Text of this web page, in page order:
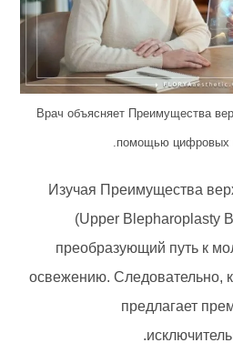
Врач объясняет Преимущества
помощью цифровых
Изучая Преимущества
(Upper Blepharoplasty
преобразующий путь к
освежению. Следовательно,
предлагает